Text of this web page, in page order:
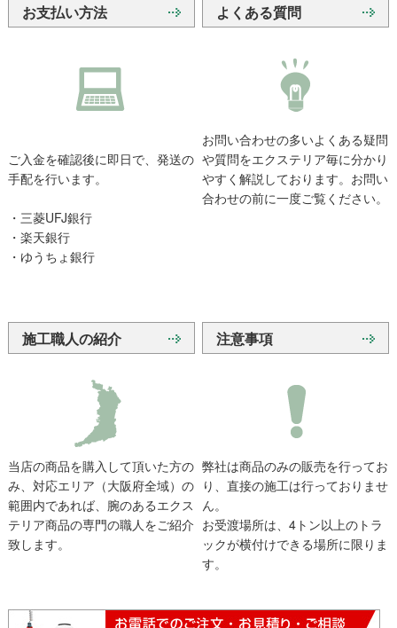
お支払い方法
ご入金を確認後に即日で、発送の
手配を行います。
・三菱UFJ銀行
・楽天銀行
・ゆうちょ銀行
よくある質問
お問い合わせの多いよくある疑問
や質問をエクステリア毎に分かり
やすく解説しております。お問い
合わせの前に一度ご覧ください。
施工職人の紹介
当店の商品を購入して頂いた方の
み、対応エリア（大阪府全域）の
範囲内であれば、腕のあるエクス
テリア商品の専門の職人をご紹介
致します。
注意事項
弊社は商品のみの販売を行ってお
り、直接の施工は行っておりませ
ん。
お受渡場所は、4トン以上のトラ
ックが横付けできる場所に限りま
す。